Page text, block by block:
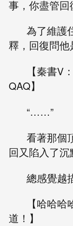
事，你盡管回
為了維護
釋，回復問他
【秦書V
QAQ】
“……”
看著那個
回又陷入了沉
總感覺越
【哈哈
道！】